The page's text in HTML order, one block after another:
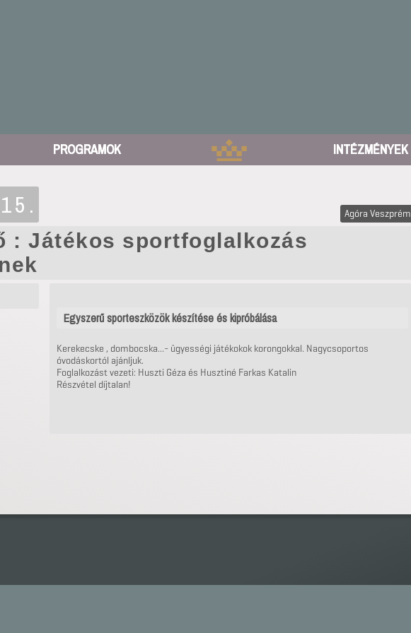
PROGRAMOK INTÉZMÉNYEK
Agóra Veszprém
: Játékos sportfoglalkozás
Egyszerű sporteszközök készítése és kipróbálása
Kerekecske , dombocska...- ügyességi játékokok korongokkal. Nagycsoportos
óvodáskortól ajánljuk.
Foglalkozást vezeti: Huszti Géza és Husztiné Farkas Katalin
Részvétel díjtalan!